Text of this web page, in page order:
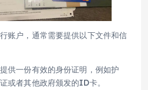
账户，通常需要提供以下文件和信
供一份有效的身份证明，例如护
或者其他政府颁发的ID卡。